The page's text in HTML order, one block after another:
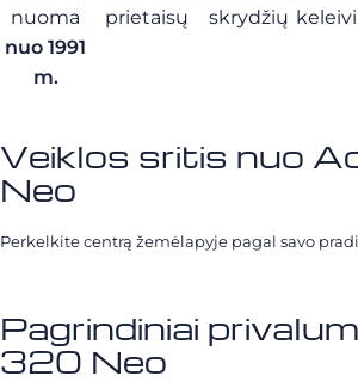
nuoma
nuo 1991
m.
prietaisų
skrydžių
Veiklos sritis nuo
Neo
Perkelkite centrą žemėlapyje pagal savo
Pagrindiniai
320 Neo